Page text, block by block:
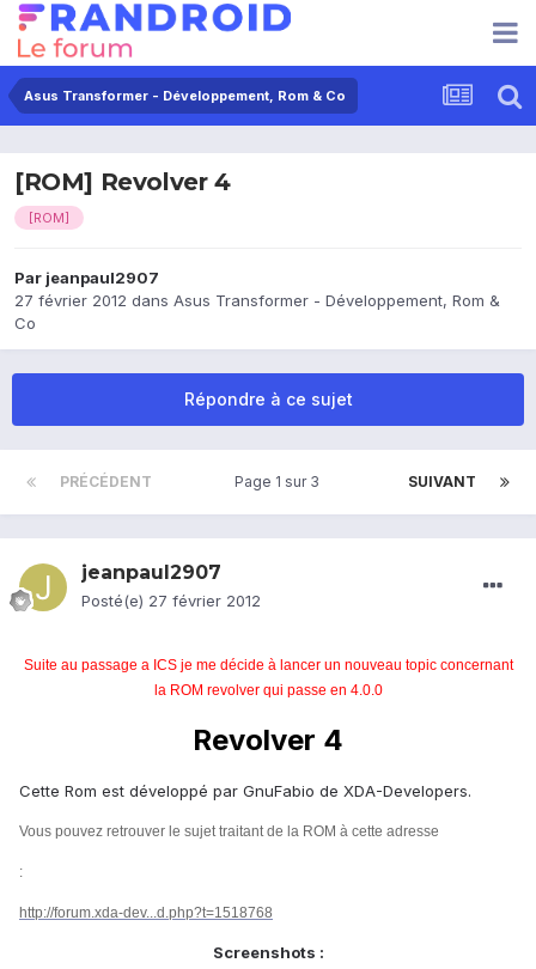
Asus Transformer - Développement, Rom & Co
[ROM] Revolver 4
[ROM]
Par jeanpaul2907
27 février 2012 dans Asus Transformer - Développement, Rom &
Co
Répondre à ce sujet
PRÉCÉDENT SUIVANT
Page 1 sur 3
jeanpaul2907
Posté(e) 27 février 2012
Suite au passage a ICS je me décide à lancer un nouveau topic concernant
la ROM revolver qui passe en 4.0.0
Revolver 4
Cette Rom est développé par GnuFabio de XDA-Developers.
Vous pouvez retrouver le sujet traitant de la ROM à cette adresse
:
http://forum.xda-dev...d.php?t=1518768
Screenshots :